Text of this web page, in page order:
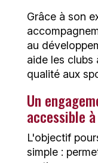
Grâce à son
au
aide les clubs
qualité aux
Un
accessible
L'objectif
simple :